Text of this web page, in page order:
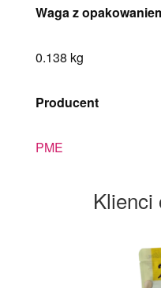
Waga z
0.138 kg
Producent
PME
Klienci